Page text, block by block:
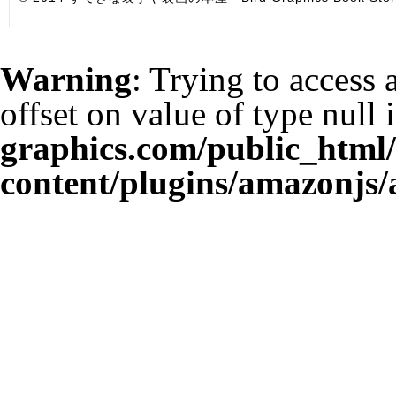
Warning: Trying to access
offset on value of type null
graphics.com/
content/plugins/